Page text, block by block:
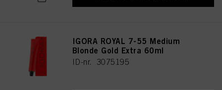
IGORA ROYAL 7-55 Medium
Blonde Gold Extra 60ml
ID-nr. 3075195